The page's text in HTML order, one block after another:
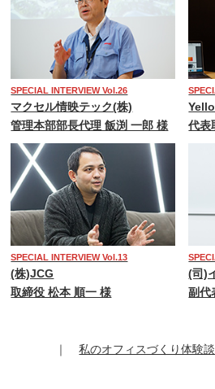
SPECIAL INTERVIEW Vol.26
マクセル情映テック(株)
管理本部部長代理 飯渕 一郎 様
代表
SPECIAL INTERVIEW Vol.13
(株)JCG
取締役 松本 順一 様
(司)
副代
｜ 私のオフィスづくり体験